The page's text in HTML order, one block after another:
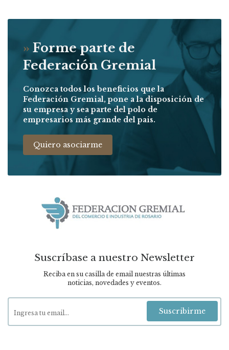
» Forme parte de
Federación Gremial
Conozca todos los beneficios que la
Federación Gremial, pone a la disposición de
su empresa y sea parte del polo de
empresarios más grande del pais.
Quiero asociarme
Suscríbase a nuestro Newsletter
Reciba en su casilla de email nuestras últimas
noticias, novedades y eventos.
Suscribirme